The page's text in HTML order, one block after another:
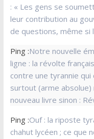
: « Les gens se
leur contribution au
de questions, même si
Ping :Notre nouvelle
ligne : la révolte
contre une tyrannie
surtout (arme absolue)
nouveau livre sinon :
Ping :Ouf : la riposte
chahut lycéen ; ce que